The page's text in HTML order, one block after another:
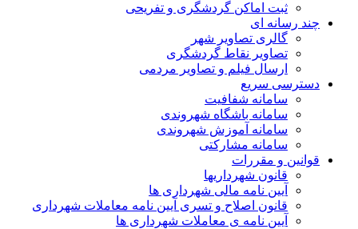
ثبت اماکن گردشگری و تفریحی
چند رسانه ای
گالری تصاویر شهر
تصاویر نقاط گردشگری
ارسال فیلم و تصاویر مردمی
دسترسی سریع
سامانه شفافیت
سامانه باشگاه شهروندی
سامانه آموزش شهروندی
سامانه مشارکتی
قوانین و مقررات
قانون شهرداریها
آیین نامه مالی شهرداری ها
قانون اصلاح و تسری آیین نامه معاملات شهرداری
آیین نامه ی معاملات شهرداری ها